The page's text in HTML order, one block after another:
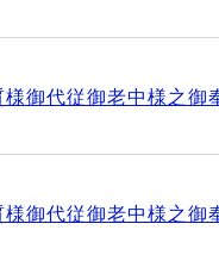
御代従御老中様之御
御代従御老中様之御